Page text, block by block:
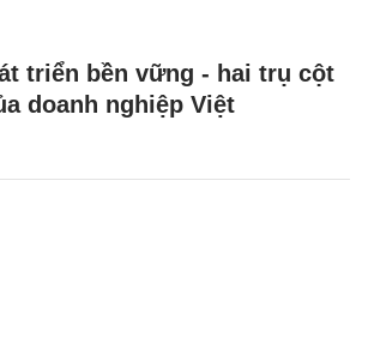
triển bền vững - hai trụ cột
doanh nghiệp Việt